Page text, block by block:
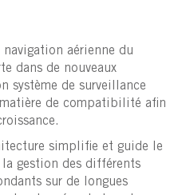
aérienne du
dans de nouveaux
système de surveillance
de compatibilité afin
simplifie et guide le
gestion des différents
sur de longues